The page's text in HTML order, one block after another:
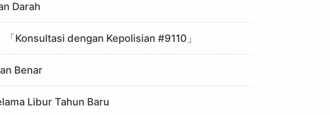
Darah
Konsultasi dengan Kepolisian #9110」
Benar
Libur Tahun Baru